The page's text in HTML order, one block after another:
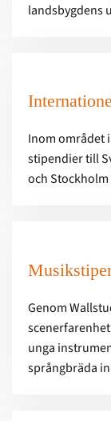
landsbygdens
Inom området
stipendier till
och Stockholm
Genom
unga
språngbräda